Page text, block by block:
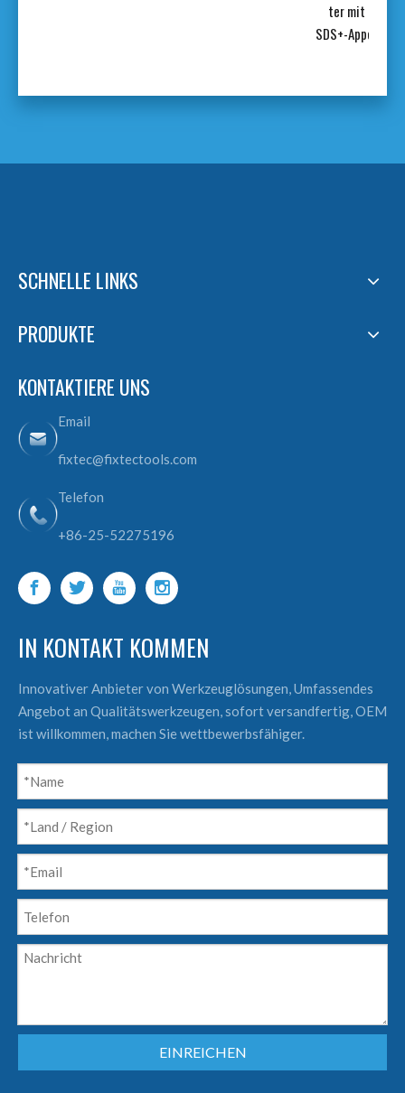
ter mit
SDS+-Appor
SCHNELLE LINKS
PRODUKTE
KONTAKTIERE UNS
Email
fixtec@fixtectools.com
Telefon
+86-25-52275196
IN KONTAKT KOMMEN
Innovativer Anbieter von Werkzeuglösungen, Umfassendes
Angebot an Qualitätswerkzeugen, sofort versandfertig, OEM
ist willkommen, machen Sie wettbewerbsfähiger.
EINREICHEN